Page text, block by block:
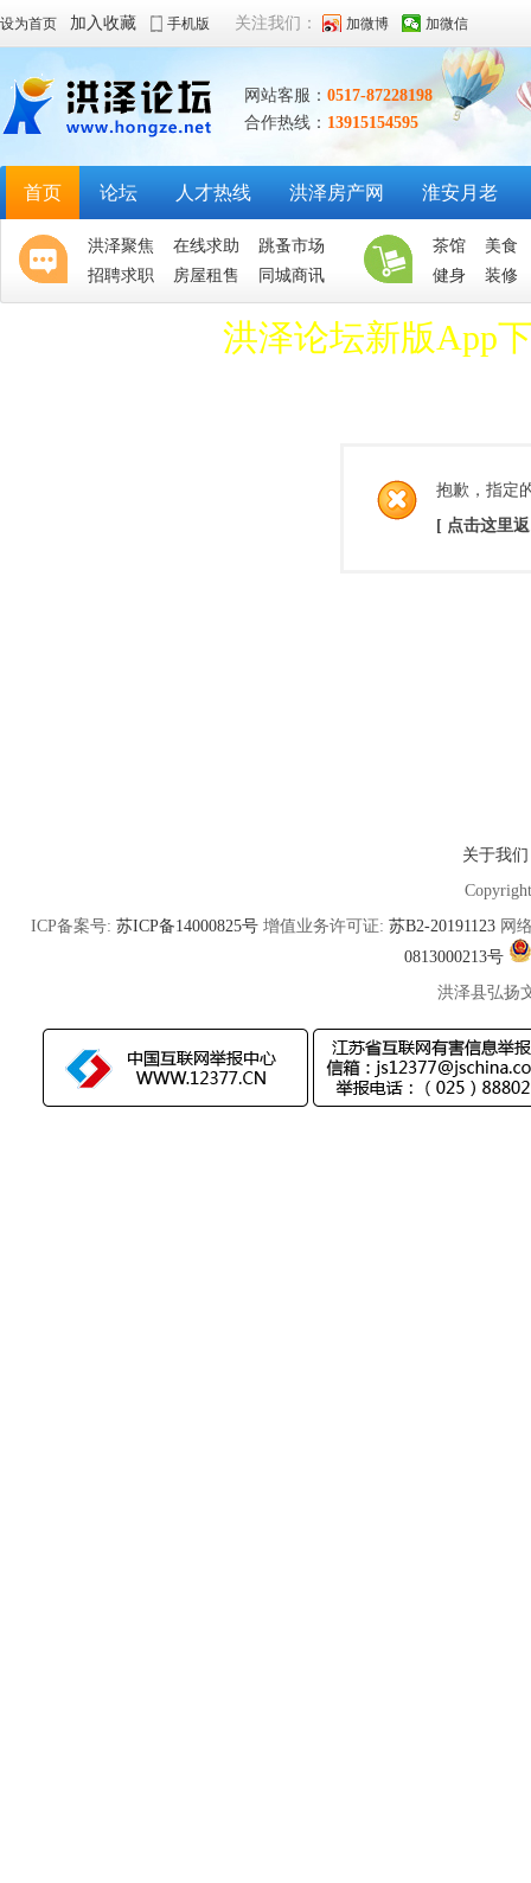
设为首页 加入收藏 手机版 关注我们： 加微博 加微信
网站客服： 0517-87228198
合作热线： 13915154595
首页 论坛 人才热线 洪泽房产网 淮安月老
洪泽聚焦 在线求助
跳蚤市场
招聘求职
房屋租售 同城商讯
茶馆
美食
健身
装修
洪泽论坛新版App
抱歉，指定
[ 点击这里
关于我们
ICP备案号: 苏ICP备14000825号 增值业务许可证: 苏B2-20191123 网
0813000213号
洪泽县弘扬